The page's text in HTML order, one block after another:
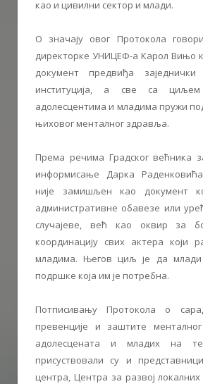
као и цивилни сектор и млади.
О значају овог Протокола
директорке УНИЦЕФ-а Карол Вињо
документ предвиђа
институција, а све са
адолесцентима и младима пружи
њиховог менталног здравља.
Према речима Градског већника
информисање Дарка
није замишљен као документ
административне обавезе или
случајеве, већ као оквир за
координацију свих актера који
младима. Његов циљ је да
подршке која им је потребна.
Потписивању Протокола о
превенције и заштите
адолесцената и младих на
присуствовали су и
центра, Центра за развој локалних